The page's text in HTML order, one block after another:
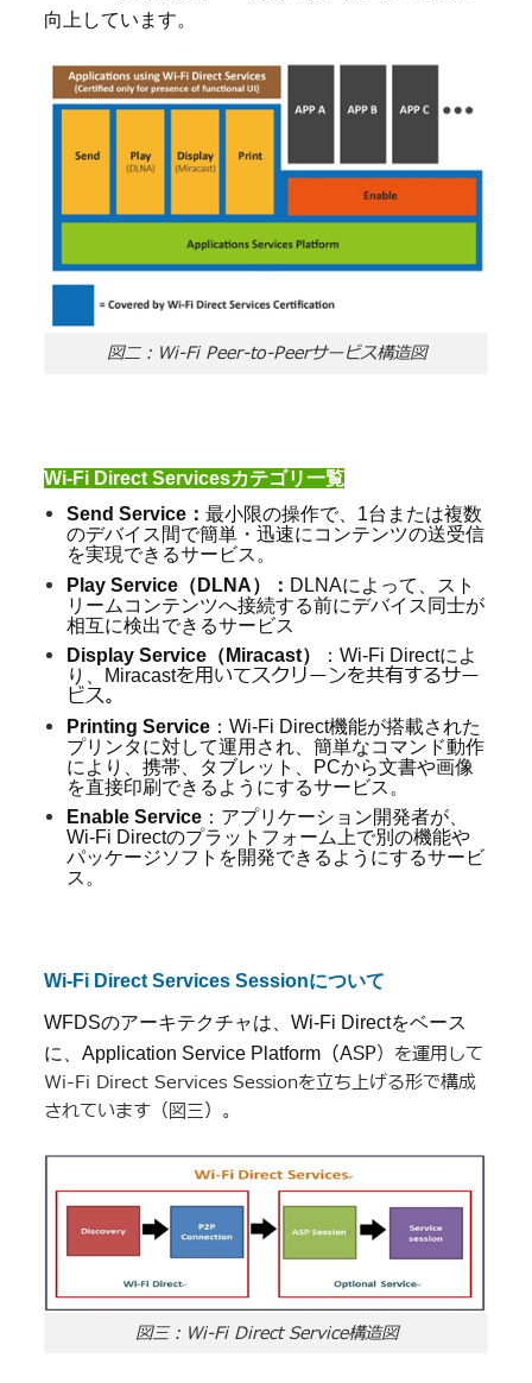
向上しています。
図二：Wi-Fi Peer-to-Peerサービス構造図
Wi-Fi Direct Servicesカテゴリ一覧
Send Service： 最小限の操作で、 1台または複数
のデバイス間で簡単・迅速にコンテンツの送受信
を実現できるサービス。
Play Service（ DLNA）： DLNAによって、スト
リームコンテンツへ接続する前にデバイス同士が
相互に検出できるサービス
Display Service（Miracast）
：Wi-Fi Directによ
り、Miracastを用いてスクリーンを共有するサー
ビス。
Printing Service： Wi-Fi Direct機能が搭載された
プリンタに対して運用され、簡単なコマンド動作
により、携帯、タブレット、
PCから文書や画像
を直接印刷できるようにするサービス。
Enable Service：アプリケーション開発者が、
Wi-Fi Directのプラットフォーム上で別の機能や
パッケージソフトを開発できるようにするサービ
ス。
Wi-Fi Direct Services Sessionについて
WFDSのアーキテクチャは、Wi-Fi Directをベース
に、Application Service Platform （ASP）を運用して
Wi-Fi Direct Services Sessionを立ち上げる形で構成
されています（図三）。
図三：Wi-Fi Direct Service構造図